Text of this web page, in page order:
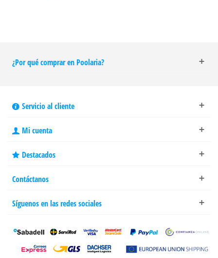
¿Por qué comprar en Poolaria?
Servicio al cliente
Mi cuenta
Destacados
Contáctanos
Síguenos en las redes sociales